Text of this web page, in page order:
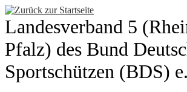
Zum
Inhalt
springen
Landesverband 5
Pfalz) des Bund
Sportschützen (BDS)